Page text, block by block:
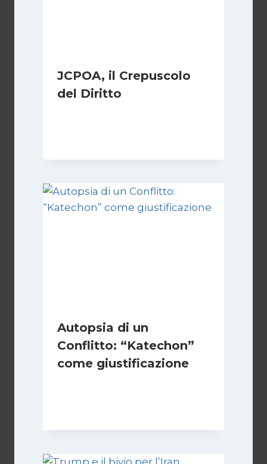
JCPOA, il Crepuscolo
del Diritto
Autopsia di un
Conflitto: “Katechon”
come giustificazione